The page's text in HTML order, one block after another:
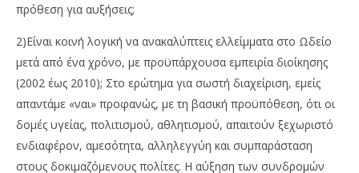
πρόθεση για αυξήσεις;
2)Είναι κοινή λογική να ανακαλύπτεις ελλείμματα στο Ωδείο
μετά από ένα χρόνο, με προϋπάρχουσα εμπειρία διοίκησης
(2002 έως 2010); Στο ερώτημα για σωστή διαχείριση, εμείς
απαντάμε «ναι» προφανώς, με τη βασική προϋπόθεση, ότι οι
δομές υγείας, πολιτισμού, αθλητισμού, απαιτούν ξεχωριστό
ενδιαφέρον, αμεσότητα, αλληλεγγύη και συμπαράσταση
στους δοκιμαζόμενους πολίτες. Η αύξηση των συνδρομών